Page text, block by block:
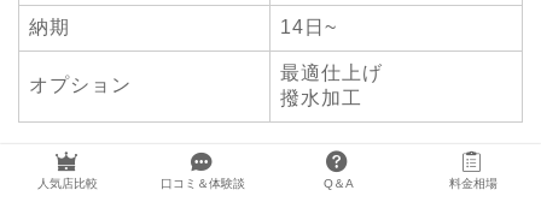
納期 14日~
オプション
最適仕上げ
撥水加工
1足2,750円～（2足パックからの注文）で靴のクリーニ
ングが可能な美靴パック
人気店比較 口コミ＆体験談 Q＆A 料金相場